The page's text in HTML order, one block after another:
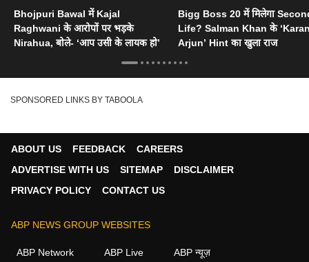
Bhojpuri Bawal में Kajal
Raghwani के आरोपों पर भड़के
Nirahua, बोले- ‘आप उसी के लायक हो’
Bigg Boss 20 में मिलेगा
Life? Salman Khan के
Arjun’ Hint का खुला राज
SPONSORED LINKS BY TABOOLA
ABOUT US FEEDBACK
CAREERS
ADVERTISE WITH US
SITEMAP
DISCLAIMER
PRIVACY POLICY
CONTACT US
ABP NEWS GROUP WEBSITES
ABP Network ABP Live ABP न्यूज़